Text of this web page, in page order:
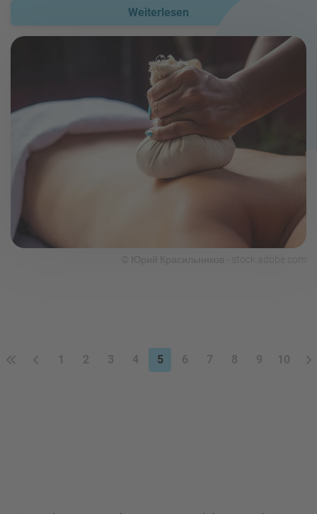
Weiterlesen
1 2 3 4 5 6 7 8 9 10